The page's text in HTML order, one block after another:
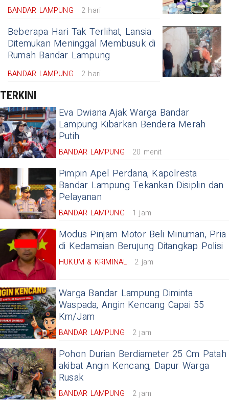
BANDAR LAMPUNG 2 hari
Beberapa Hari Tak Terlihat, Lansia
Ditemukan Meninggal Membusuk di
Rumah Bandar Lampung
BANDAR LAMPUNG 2 hari
TERKINI
Eva Dwiana Ajak Warga Bandar
Lampung Kibarkan Bendera Merah
Putih
BANDAR LAMPUNG 20 menit
Pimpin Apel Perdana, Kapolresta
Bandar Lampung Tekankan Disiplin dan
Pelayanan
BANDAR LAMPUNG 1 jam
Modus Pinjam Motor Beli Minuman, Pria
di Kedamaian Berujung Ditangkap Polisi
HUKUM & KRIMINAL 2 jam
Warga Bandar Lampung Diminta
Waspada, Angin Kencang Capai 55
Km/Jam
BANDAR LAMPUNG 2 jam
Pohon Durian Berdiameter 25 Cm Patah
akibat Angin Kencang, Dapur Warga
Rusak
BANDAR LAMPUNG 2 jam